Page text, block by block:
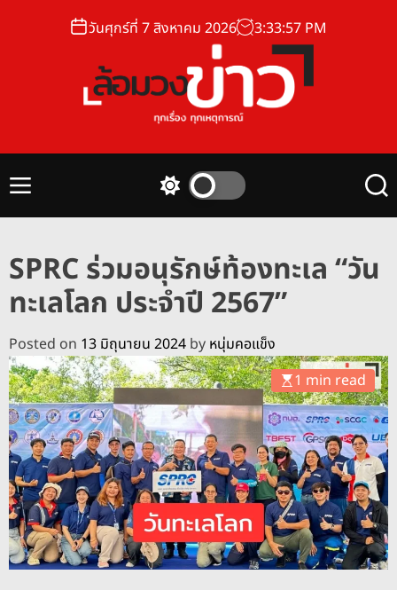
วันศุกร์ที่ 7 สิงหาคม 2026 3:33:58 PM
อ
า
ว
M
c
h
c
o
o
r
m
o
d
e
S
c
h
SPRC ร่วมอนุรักษ์ท้องทะเล “วัน
ทะเลโลก ประจำปี 2567”
Posted on 13 มิถุนายน 2024 by หนุ่มคอแข็ง
1 min read